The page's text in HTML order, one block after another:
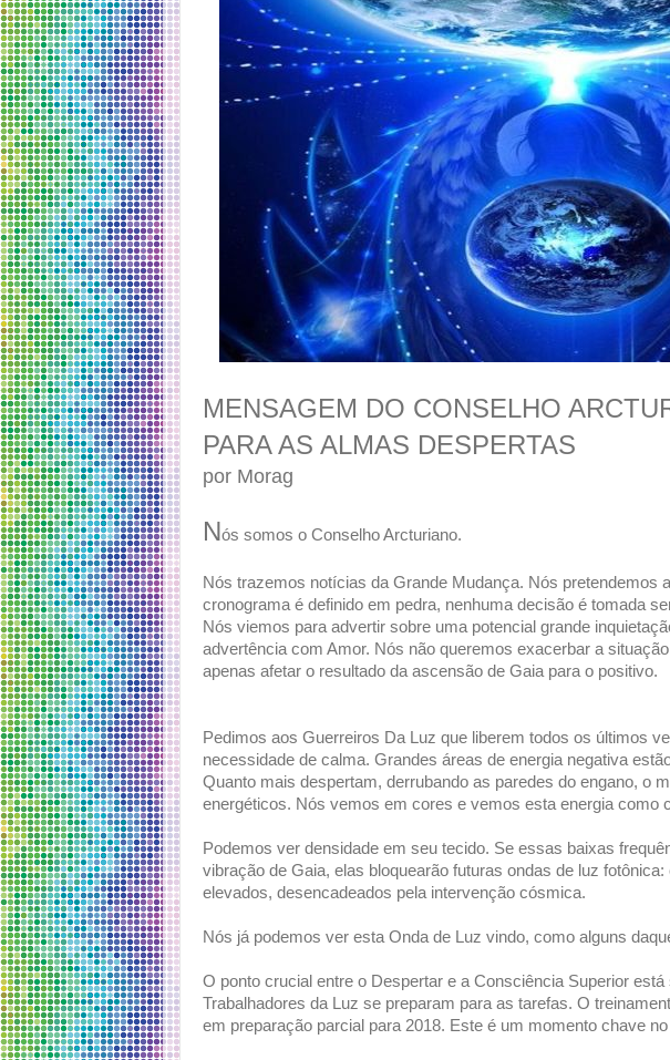
MENSAGEM DO CONSELHO
PARA AS ALMAS DESPERTAS
por Morag
Nós somos o Conselho Arcturiano.
Nós trazemos notícias da Grande Mudança. Nós pretendemos
cronograma é definido em pedra, nenhuma decisão é tomada
Nós viemos para advertir sobre uma potencial grande
advertência com Amor. Nós não queremos exacerbar a
apenas afetar o resultado da ascensão de Gaia para o positivo.
Pedimos aos Guerreiros Da Luz que liberem todos os últimos
necessidade de calma. Grandes áreas de energia negativa
Quanto mais despertam, derrubando as paredes do engano, o
energéticos. Nós vemos em cores e vemos esta energia como
Podemos ver densidade em seu tecido. Se essas baixas
vibração de Gaia, elas bloquearão futuras ondas de luz
elevados, desencadeados pela intervenção cósmica.
Nós já podemos ver esta Onda de Luz vindo, como alguns
O ponto crucial entre o Despertar e a Consciência Superior
Trabalhadores da Luz se preparam para as tarefas. O
em preparação parcial para 2018. Este é um momento chave